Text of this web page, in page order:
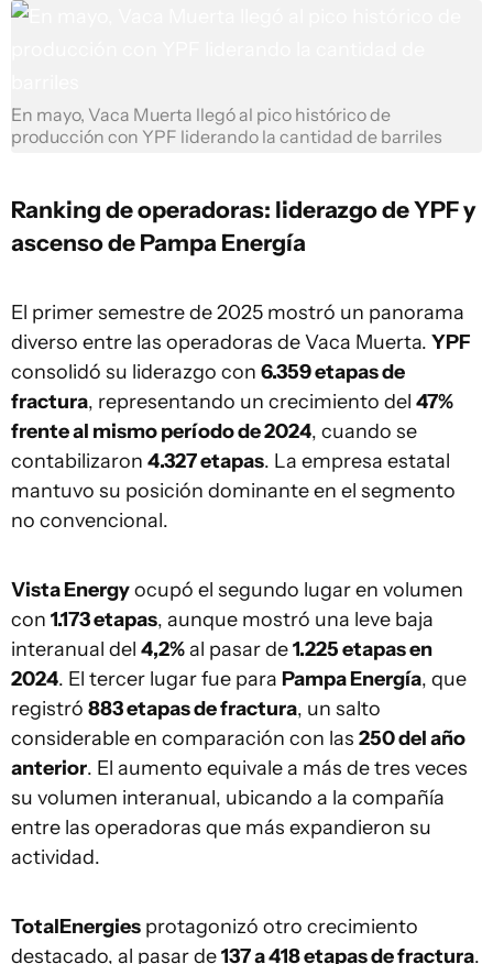
En mayo, Vaca Muerta llegó al pico histórico de
producción con YPF liderando la cantidad de barriles
Ranking de operadoras: liderazgo de YPF y
ascenso de Pampa Energía
El primer semestre de 2025 mostró un panorama
diverso entre las operadoras de Vaca Muerta. YPF
consolidó su liderazgo con 6.359 etapas de
fractura, representando un crecimiento del 47%
frente al mismo período de 2024, cuando se
contabilizaron 4.327 etapas. La empresa estatal
mantuvo su posición dominante en el segmento
no convencional.
Vista Energyocupó el segundo lugar en volumen
con 1.173 etapas, aunque mostró una leve baja
interanual del 4,2%al pasar de1.225 etapas en
2024. El tercer lugar fue para Pampa Energía, que
registró 883 etapas de fractura, un salto
considerable en comparación con las 250 del año
anterior. El aumento equivale a más de tres veces
su volumen interanual, ubicando a la compañía
entre las operadoras que más expandieron su
actividad.
TotalEnergies protagonizó otro crecimiento
destacado, al pasar de137 a 418 etapas de fractura.